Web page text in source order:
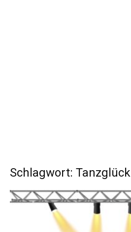
Schlagwort: Tanzglück